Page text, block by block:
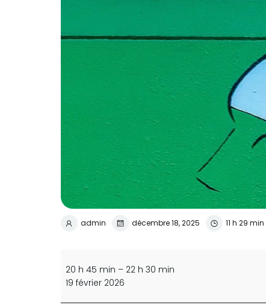
admin décembre 18, 2025 11 h 29 min
libre
(réservé
20 h 45 min – 22 h 30 min
19 février 2026